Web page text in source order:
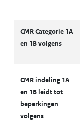
CMR Categorie 1A
en 1B volgens
CMR indeling 1A
en 1B leidt tot
beperkingen
volgens